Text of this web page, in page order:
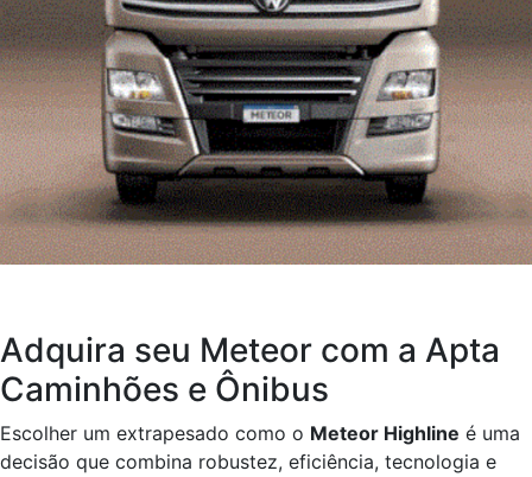
Adquira seu Meteor com a Apta
Caminhões e Ônibus
Escolher um extrapesado como o Meteor Highline é uma
decisão que combina robustez, eficiência, tecnologia e